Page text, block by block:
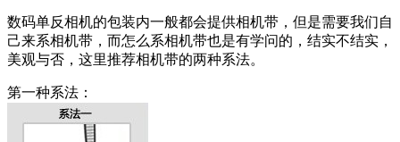
数码单反相机的包装内一般都会提供相机带，但是需要我们自
己来系相机带，而怎么系相机带也是有学问的，结实不结实，
美观与否，这里推荐相机带的两种系法。
第一种系法：